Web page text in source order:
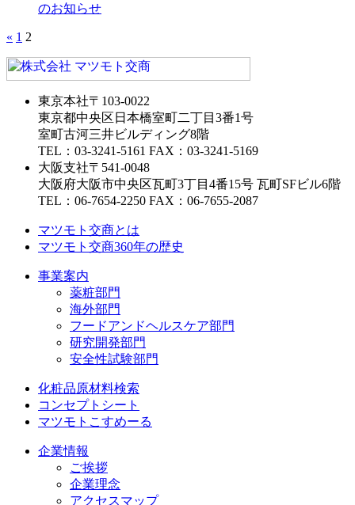
のお知らせ
« 1 2
東京本社〒103-0022
東京都中央区日本橋室町二丁目3番1号
室町古河三井ビルディング8階
TEL：03-3241-5161 FAX：03-3241-5169
大阪支社〒541-0048
大阪府大阪市中央区瓦町3丁目4番15号 瓦町SFビル6階
TEL：06-7654-2250 FAX：06-7655-2087
マツモト交商とは
マツモト交商360年の歴史
事業案内
薬粧部門
海外部門
フードアンドヘルスケア部門
研究開発部門
安全性試験部門
化粧品原材料検索
コンセプトシート
マツモトこすめーる
企業情報
ご挨拶
企業理念
アクセスマップ